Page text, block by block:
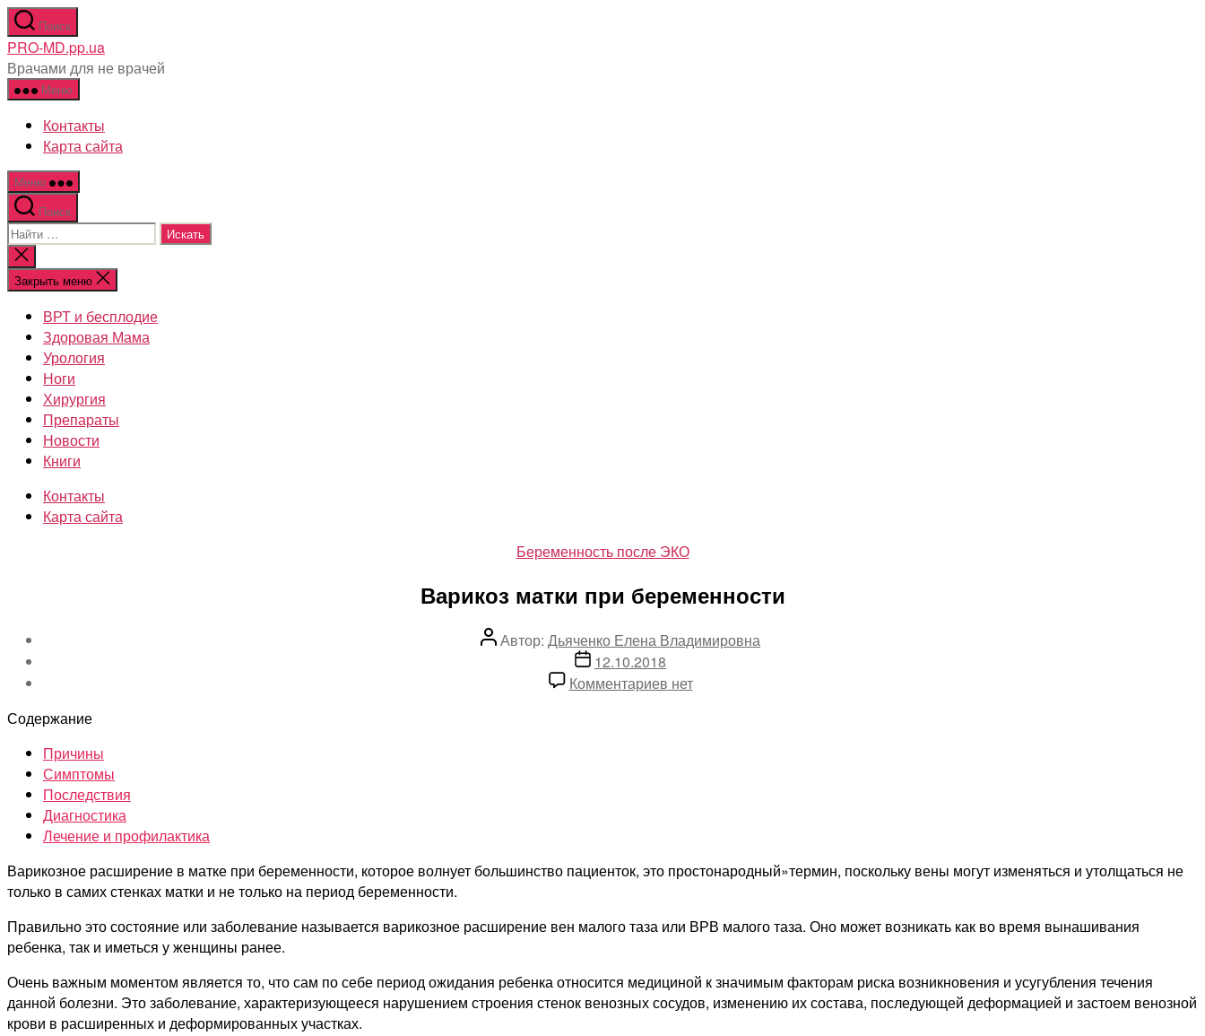
Перейти
к
содержимому
Поиск
PRO-MD.pp.ua
Врачами для не врачей
Меню
Контакты
Карта сайта
Меню
Поиск
Поиск:
Закрыть
поиск
Закрыть меню
ВРТ и бесплодие
Здоровая Мама
Урология
Ноги
Хирургия
Препараты
Новости
Книги
Контакты
Карта сайта
Рубрики
Беременность после ЭКО
Варикоз матки при беременности
АвторАвтор: Дьяченко Елена Владимировна
Дата
записи
12.10.2018
Комментариевкнет
Содержание
Причины
Симптомы
Последствия
Диагностика
Лечение и профилактика
Варикозное расширение в матке при беременности, которое волнует большинство пациенток, это простонародный»термин, поскольку вены могут изменяться и утолщаться не
только в самих стенках матки и не только на период беременности.
Правильно это состояние или заболевание называется варикозное расширение вен малого таза или ВРВ малого таза. Оно может возникать как во время вынашивания
ребенка, так и иметься у женщины ранее.
Очень важным моментом является то, что сам по себе период ожидания ребенка относится медициной к значимым факторам риска возникновения и усугубления течения
данной болезни. Это заболевание, характеризующееся нарушением строения стенок венозных сосудов, изменению их состава, последующей деформацией и застоем венозной
крови в расширенных и деформированных участках.